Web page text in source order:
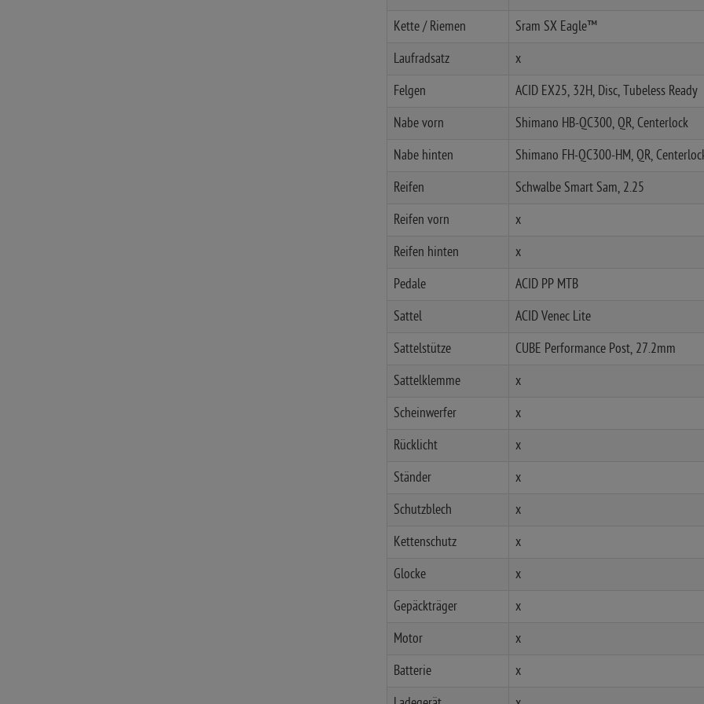
Kette / Riemen Sram SX Eagle™
Laufradsatz x
Felgen ACID EX25, 32H, Disc, Tubeless Ready
Nabe vorn Shimano HB-QC300, QR, Centerlock
Nabe hinten Shimano FH-QC300-HM, QR,
Reifen Schwalbe Smart Sam, 2.25
Reifen vorn x
Reifen hinten x
Pedale ACID PP MTB
Sattel ACID Venec Lite
Sattelstütze CUBE Performance Post, 27.2mm
Sattelklemme x
Scheinwerfer x
Rücklicht x
Ständer x
Schutzblech x
Kettenschutz x
Glocke x
Gepäckträger x
Motor x
Batterie x